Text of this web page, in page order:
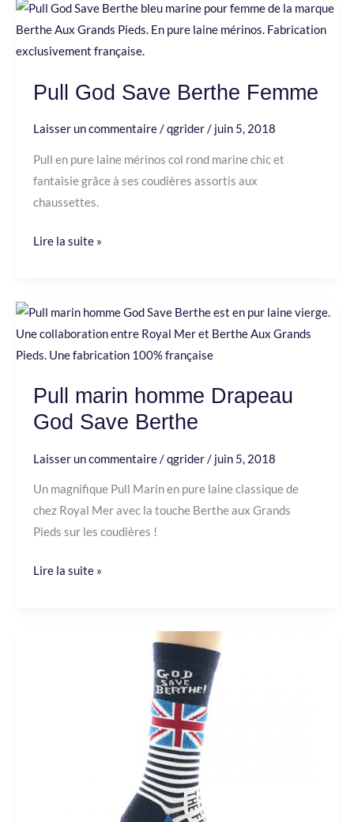
Pull God Save Berthe Femme
Laisser un commentaire/qgrider/ juin 5, 2018
Pull en pure laine mérinos col rond marine chic et
fantaisie grâce à ses coudières assortis aux
chaussettes.
Pull
God
Save
Femme
Lire la suite »
Pull marin homme Drapeau
God Save Berthe
Laisser un commentaire/qgrider/ juin 5, 2018
Un magnifique Pull Marin en pure laine classique de
chez Royal Mer avec la touche Berthe aux Grands
Pieds sur les coudières !
Pull
marin
homme
God
Save
Lire la suite »